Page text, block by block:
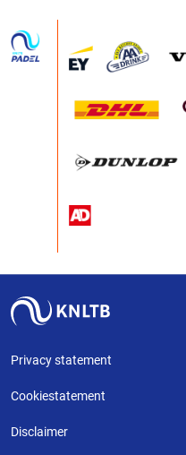
Privacy statement
Cookiestatement
Disclaimer